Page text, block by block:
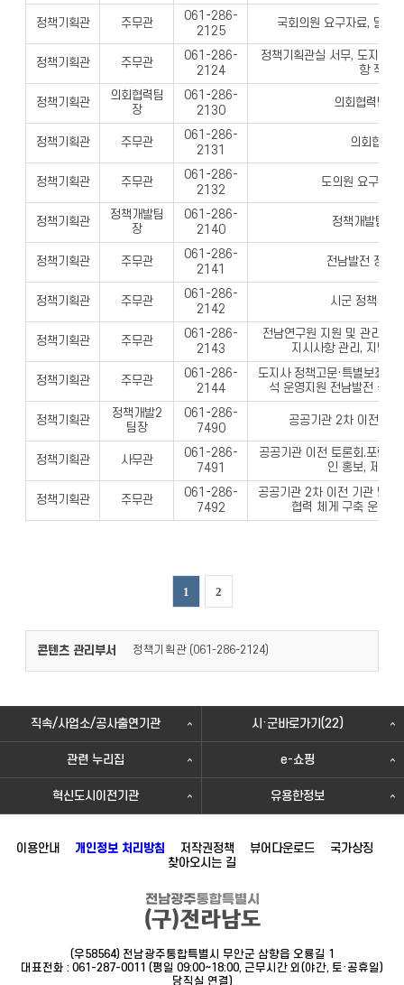
정책기획관 주무관
061-286-
2125
국회의원 요구자료, 달라
정책기획관 주무관
061-286-
2124
정책기획관실 서무, 도지사
항 작성
정책기획관
의회협력팀
장
061-286-
2130
의회협력팀
정책기획관 주무관
061-286-
2131
의회협력
정책기획관 주무관
061-286-
2132
도의원 요구자료
정책기획관
정책개발팀
장
061-286-
2140
정책개발팀 업
정책기획관 주무관
061-286-
2141
전남발전 정책
정책기획관 주무관
061-286-
2142
시군 정책비전
정책기획관 주무관
061-286-
2143
전남연구원 지원 및 관리, 국
지시사항 관리, 지방자
정책기획관 주무관
061-286-
2144
도지사 정책고문·특별보좌관
석 운영지원 전남발전 국가
정책기획관
정책개발2
팀장
061-286-
7490
공공기관 2차 이전 유
정책기획관 사무관
061-286-
7491
공공기관 이전 토론회.포럼,
인 홍보, 제도
정책기획관 주무관
061-286-
7492
공공기관 2차 이전 기관 발굴
협력 체게 구축 운영,
1 2
콘텐츠 관리부서 정책기획관 (061-286-2124)
직속/사업소/공사출연기관 시·군바로가기(22)
관련 누리집 e-쇼핑
혁신도시이전기관 유용한정보
이용안내 개인정보 처리방침 저작권정책 뷰어다운로드
국가상징
찾아오시는 길
(우58564) 전남광주통합특별시 무안군 삼향읍 오룡길 1
대표전화 : 061-287-0011 (평일 09:00~18:00, 근무시간 외(야간, 토·공휴일)
당직실 연결)